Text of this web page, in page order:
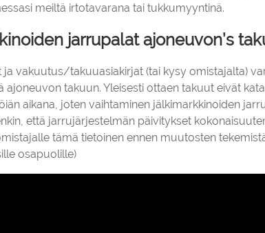
meiltä irtotavarana tai tukkumyyntinä.
jarrupalat ajoneuvon’s
ja vakuutus/takuuasiakirjat (tai kysy omistajalta)
takuun. Yleisesti ottaen takuut eivät
aikana, joten vaihtaminen jälkimarkkinoiden
että jarrujärjestelmän päivitykset
tämä tietoinen ennen muutosten
osapuolille)